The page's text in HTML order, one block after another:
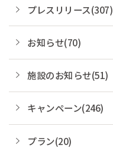
プレスリリース(307)
お知らせ(70)
施設のお知らせ(51)
キャンペーン(246)
プラン(20)